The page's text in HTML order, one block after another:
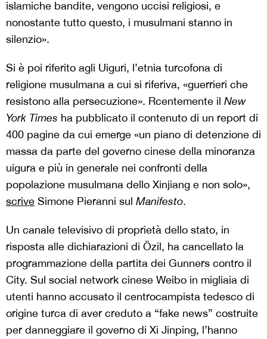
islamiche bandite, vengono uccisi religiosi, e
nonostante tutto questo, i musulmani stanno in
silenzio».
Si è poi riferito agli Uiguri, l’etnia turcofona di
religione musulmana a cui si riferiva, «guerrieri che
resistono alla persecuzione». Rcentemente il New
York Times ha pubblicato il contenuto di un report di
400 pagine da cui emerge «un piano di detenzione di
massa da parte del governo cinese della minoranza
uigura e più in generale nei confronti della
popolazione musulmana dello Xinjiang e non solo»,
scrive Simone Pieranni sul Manifesto.
Un canale televisivo di proprietà dello stato, in
risposta alle dichiarazioni di Özil, ha cancellato la
programmazione della partita dei Gunners contro il
City. Sul social network cinese Weibo in migliaia di
utenti hanno accusato il centrocampista tedesco di
origine turca di aver creduto a “fake news” costruite
per danneggiare il governo di Xi Jinping, l’hanno